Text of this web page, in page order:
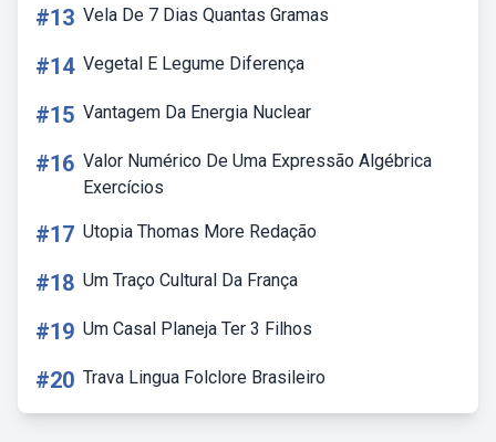
#13 Vela De 7 Dias Quantas Gramas
#14 Vegetal E Legume Diferença
#15 Vantagem Da Energia Nuclear
#16 Valor Numérico De Uma Expressão Algébrica
Exercícios
#17 Utopia Thomas More Redação
#18 Um Traço Cultural Da França
#19 Um Casal Planeja Ter 3 Filhos
#20 Trava Lingua Folclore Brasileiro